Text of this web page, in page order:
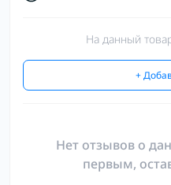
На данный
+
Нет отзывов о
первым,